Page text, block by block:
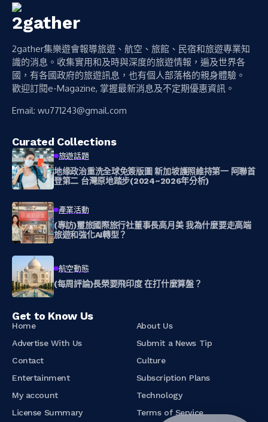
2gather集樂遊會報導旅遊、航空、旅館、民宿和旅遊專業知
識的消息。收集實用和及時與深度的旅遊情報，遍及世界各
國，有各國政府的旅遊訊息，也有個人部落格的親身體驗。
歡迎訂閱e-Magazine, 掌握最新消息及不定期優惠資訊。
Email: wu771243@gmail.com
Curated Collections
旅遊話題
地缘政治重洗全球免簽版圖 新加坡護照維持第一 阿聯首
登第二 台灣原地踏步(2024~2026年分析)
產業活動
(專訪)璽旅國際旅行社董事長高月美 我為什麼要走高端
旅遊和強化AI轉型？
航空動態
(每周評論)長榮要飛印度 在打什麼算盤？
Get to Know Us
Home
About Us
Advertise With Us
Submit a News Tip
Contact
Culture
Entertainment
Subscription Plans
My account
Technology
License Summary
Terms of Service